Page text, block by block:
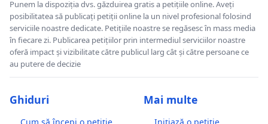
Punem la dispoziția dvs. găzduirea gratis a petițiile online. Aveți
posibilitatea să publicați petiții online la un nivel profesional folosind
serviciile noastre dedicate. Petițiile noastre se regăsesc în mass media
în fiecare zi. Publicarea petițiilor prin intermediul serviciilor noastre
oferă impact și vizibilitate către publicul larg cât și către persoane ce
au putere de decizie
Ghiduri Mai multe